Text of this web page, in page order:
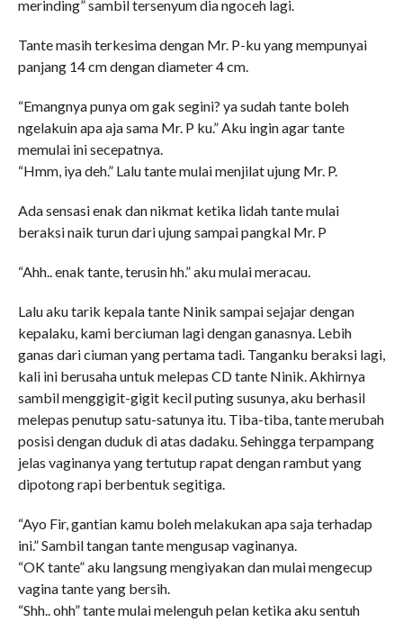
merinding” sambil tersenyum dia ngoceh lagi.
Tante masih terkesima dengan Mr. P-ku yang mempunyai
panjang 14 cm dengan diameter 4 cm.
“Emangnya punya om gak segini? ya sudah tante boleh
ngelakuin apa aja sama Mr. P ku.” Aku ingin agar tante
memulai ini secepatnya.
“Hmm, iya deh.” Lalu tante mulai menjilat ujung Mr. P.
Ada sensasi enak dan nikmat ketika lidah tante mulai
beraksi naik turun dari ujung sampai pangkal Mr. P
“Ahh.. enak tante, terusin hh.” aku mulai meracau.
Lalu aku tarik kepala tante Ninik sampai sejajar dengan
kepalaku, kami berciuman lagi dengan ganasnya. Lebih
ganas dari ciuman yang pertama tadi. Tanganku beraksi lagi,
kali ini berusaha untuk melepas CD tante Ninik. Akhirnya
sambil menggigit-gigit kecil puting susunya, aku berhasil
melepas penutup satu-satunya itu. Tiba-tiba, tante merubah
posisi dengan duduk di atas dadaku. Sehingga terpampang
jelas vaginanya yang tertutup rapat dengan rambut yang
dipotong rapi berbentuk segitiga.
“Ayo Fir, gantian kamu boleh melakukan apa saja terhadap
ini.” Sambil tangan tante mengusap vaginanya.
“OK tante” aku langsung mengiyakan dan mulai mengecup
vagina tante yang bersih.
“Shh.. ohh” tante mulai melenguh pelan ketika aku sentuh